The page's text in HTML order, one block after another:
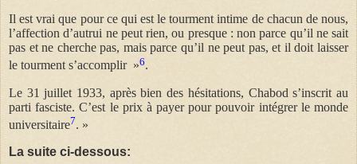
Il est vrai que pour ce qui est le tourment intime de chacun de nous,
l’affection d’autrui ne peut rien, ou presque : non parce qu’il ne sait
pas et ne cherche pas, mais parce qu’il ne peut pas, et il doit laisser
le tourment s’accomplir »6.
Le 31 juillet 1933, après bien des hésitations, Chabod s’inscrit au
parti fasciste. C’est le prix à payer pour pouvoir intégrer le monde
universitaire7. »
La suite ci-dessous: